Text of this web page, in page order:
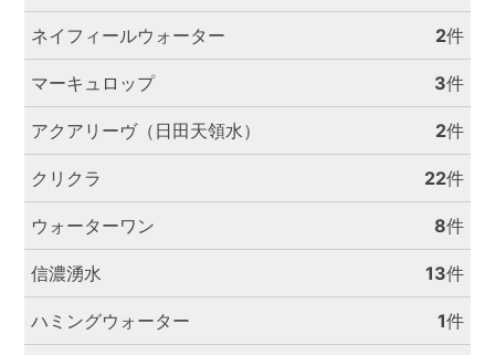
ネイフィールウォーター 2件
マーキュロップ 3件
アクアリーヴ（日田天領水） 2件
クリクラ 22件
ウォーターワン 8件
信濃湧水 13件
ハミングウォーター 1件